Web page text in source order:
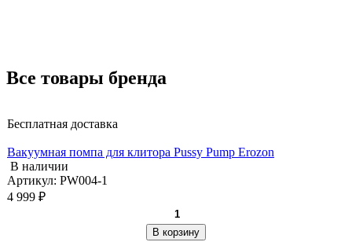
Все товары бренда
Бесплатная доставка
Вакуумная помпа для клитора Pussy Pump Erozon
В наличии
Артикул: PW004-1
4 999 ₽
В корзину